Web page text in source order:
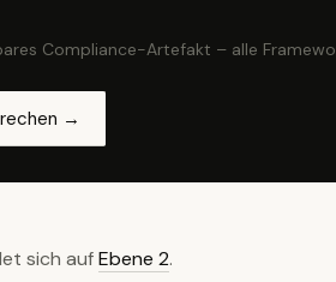
Compliance-Artefakt – alle
→
sich aufEbene 2.